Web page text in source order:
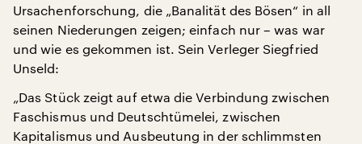
Ursachenforschung, die „Banalität des Bösen“ in all
seinen Niederungen zeigen; einfach nur – was war
und wie es gekommen ist. Sein Verleger Siegfried
Unseld:
„Das Stück zeigt auf etwa die Verbindung zwischen
Faschismus und Deutschtümelei, zwischen
Kapitalismus und Ausbeutung in der schlimmsten